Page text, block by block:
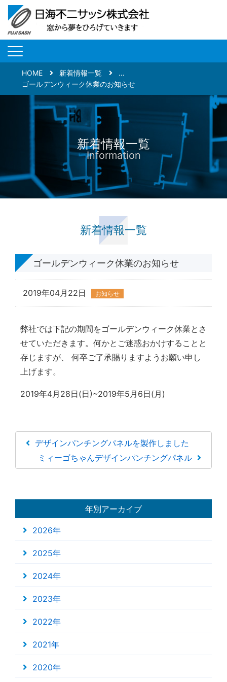
HOME 新着情報一覧
…
ゴールデンウィーク休業のお知らせ
新着情報一覧
Information
新着情報一覧
ゴールデンウィーク休業のお知らせ
2019年04月22日 お知らせ
弊社では下記の期間をゴールデンウィーク休業とさ
せていただきます。何かとご迷惑おかけすることと
存じますが、 何卒ご了承賜りますようお願い申し
上げます。
2019年4月28日(日)~2019年5月6日(月)
デザインパンチングパネルを製作しました
ミィーゴちゃんデザインパンチングパネル
年別アーカイブ
2026年
2025年
2024年
2023年
2022年
2021年
2020年